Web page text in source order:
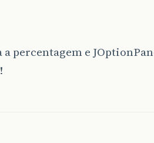
percentagem e